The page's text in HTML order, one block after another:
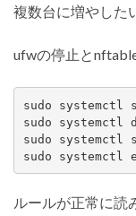
複数台に増やした
ufwの停止と
sudo systemctl
sudo systemctl
sudo
sudo systemctl
ルールが正常に読